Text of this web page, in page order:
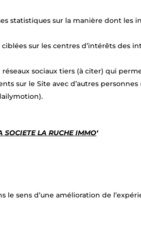
statistiques sur la manière dont les
sur les centres d’intérêts des
sociaux tiers (à citer) qui
sur le Site avec d’autres personnes
SOCIETELA RUCHE IMMO‘
le sens d’une amélioration de